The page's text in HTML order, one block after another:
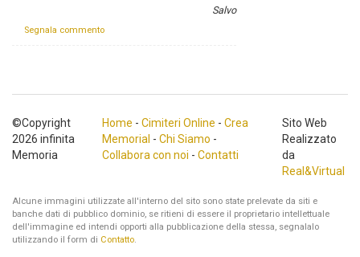
Salvo
Segnala commento
©Copyright
2026 infinita
Memoria
Home - Cimiteri Online - Crea
Memorial - Chi Siamo -
Collabora con noi - Contatti
Sito Web
Realizzato
da
Real&Virtual
Alcune immagini utilizzate all'interno del sito sono state prelevate da siti e
banche dati di pubblico dominio, se ritieni di essere il proprietario intellettuale
dell'immagine ed intendi opporti alla pubblicazione della stessa, segnalalo
utilizzando il form di Contatto.